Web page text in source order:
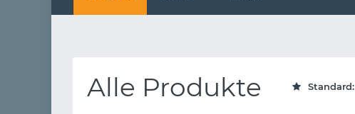
Alle Produkte Standard: